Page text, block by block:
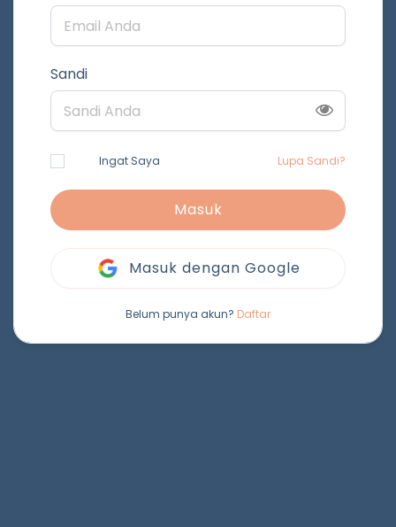
Sandi
Ingat Saya Lupa Sandi?
Masuk
Masuk dengan Google
Belum punya akun? Daftar